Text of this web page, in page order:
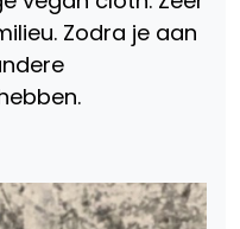
Zodra je aan